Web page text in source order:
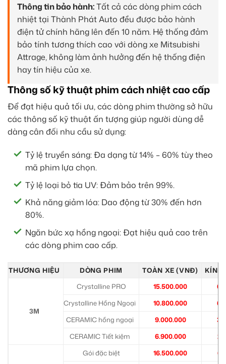
Thông tin bảo hành:Tất cả các dòng phim cách
nhiệt tại Thành Phát Auto đều được bảo hành
điện tử chính hãng lên đến 10 năm. Hệ thống đảm
bảo tính tương thích cao với dòng xe Mitsubishi
Attrage, không làm ảnh hưởng đến hệ thống điện
hay tín hiệu của xe.
Thông số kỹ thuật phim cách nhiệt cao cấp
Để đạt hiệu quả tối ưu, các dòng phim thường sở hữu
các thông số kỹ thuật ấn tượng giúp người dùng dễ
dàng cân đối nhu cầu sử dụng:
Tỷ lệ truyền sáng: Đa dạng từ 14% – 60% tùy theo
mã phim lựa chọn.
Tỷ lệ loại bỏ tia UV: Đảm bảo trên 99%.
Khả năng giảm lóa: Dao động từ 30% đến hơn
80%.
Ngăn bức xạ hồng ngoại: Đạt hiệu quả cao trên
các dòng phim cao cấp.
THƯƠNG HIỆU DÒNG PHIM TOÀN XE (VNĐ) KÍNH
3M
Crystalline PRO 15.500.000
Crystalline Hồng Ngoại
10.800.000
CERAMIC hồng ngoại
9.000.000
CERAMIC Tiết kiệm
6.900.000
Gói đặc biệt 16.500.000